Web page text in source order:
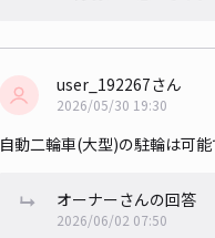
user_192267さん
2026/05/30 19:30
自動二輪車(大型)の駐輪は可能
オーナーさんの回答
2026/06/02 07:50